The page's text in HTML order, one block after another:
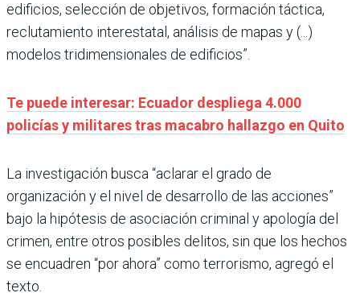
edificios, selección de objetivos, formación táctica,
reclutamiento interestatal, análisis de mapas y (...)
modelos tridimensionales de edificios”.
Te puede interesar: Ecuador despliega 4.000
policías y militares tras macabro hallazgo en Quito
La investigación busca “aclarar el grado de
organización y el nivel de desarrollo de las acciones”
bajo la hipótesis de asociación criminal y apología del
crimen, entre otros posibles delitos, sin que los hechos
se encuadren “por ahora” como terrorismo, agregó el
texto.